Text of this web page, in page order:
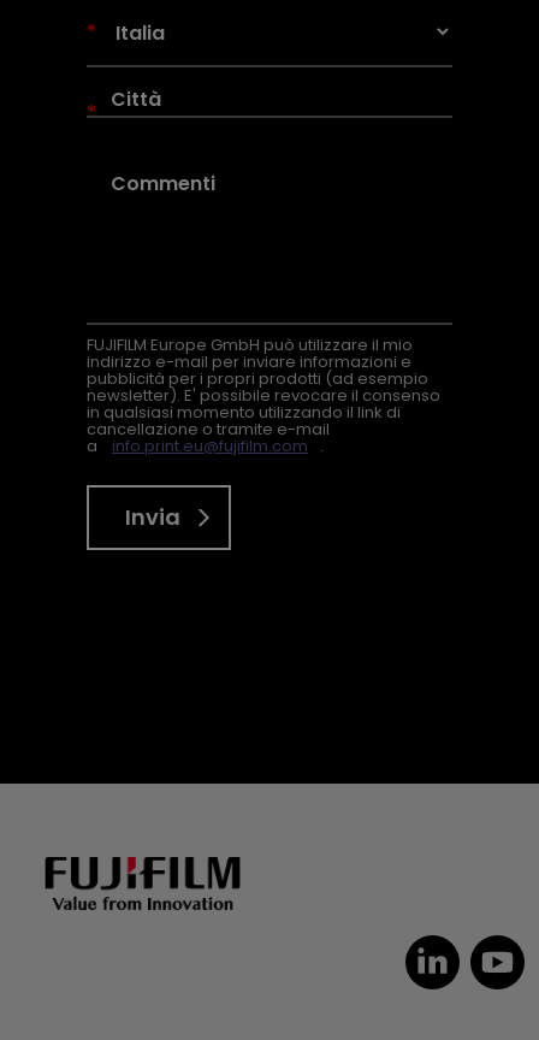
*
*
FUJIFILM Europe GmbH può utilizzare il mio
indirizzo e-mail per inviare informazioni e
pubblicità per i propri prodotti (ad esempio
newsletter). E' possibile revocare il consenso
in qualsiasi momento utilizzando il link di
cancellazione o tramite e-mail
a info.print.eu@fujifilm.com .
Invia